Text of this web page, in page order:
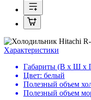
Характеристики
Габариты (В х Ш х
Цвет: белый
Полезный объем
Полезный объем